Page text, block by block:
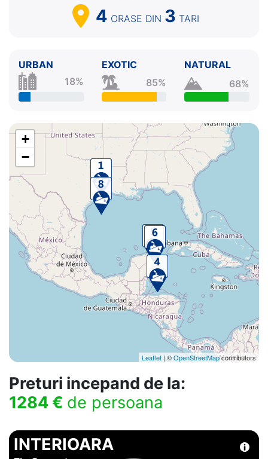
4 ORASE DIN 3 TARI
URBAN
18%
EXOTIC
85%
NATURAL
68%
+
−
Leaflet | ©OpenStreetMapcontributors
Preturi incepand de la:
1284 € de persoana
INTERIOARA